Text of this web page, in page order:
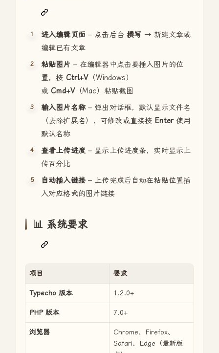
进入编辑页面 – 点击后台 撰写 → 新建文章或
编辑已有文章
粘贴图片 – 在编辑器中点击要插入图片的位
置，按 Ctrl+V（Windows）
或 Cmd+V（Mac）粘贴截图
输入图片名称 – 弹出对话框，默认显示文件名
（去除扩展名），可修改或直接按 Enter 使用
默认名称
查看上传进度 – 显示上传进度条，实时显示上
传百分比
自动插入链接 – 上传完成后自动在粘贴位置插
入对应格式的图片链接
📊 系统要求
项目 要求
Typecho 版本 1.2.0+
PHP 版本 7.0+
浏览器
Chrome、Firefox、
Safari、Edge（最新版